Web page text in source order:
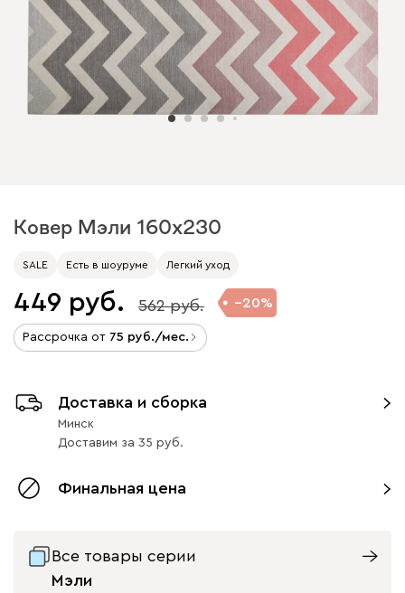
Ковер Мэли 160x230
SALE Есть в шоуруме Легкий уход
449 562 20
Рассрочка от 75 /мес.
Доставка и сборка
Минск
Доставим за 35
Финальная цена
Все товары серии
Мэли